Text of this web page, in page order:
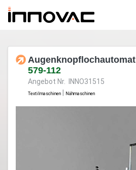
Augenknopflochautomat
579-112
Angebot Nr. INNO31515
Textilmaschinen Nähmaschinen